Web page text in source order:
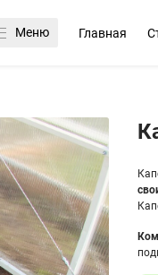
Меню Главная